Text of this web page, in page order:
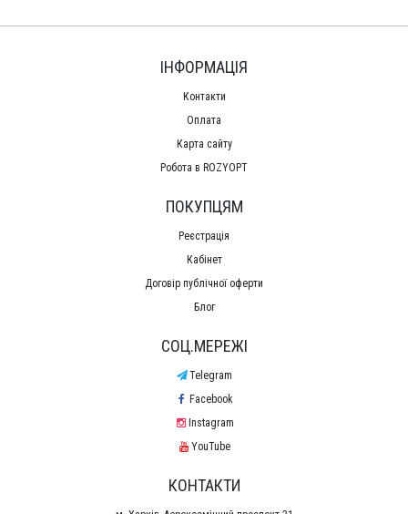
ІНФОРМАЦІЯ
Контакти
Оплата
Карта сайту
Робота в ROZYOPT
ПОКУПЦЯМ
Реєстрація
Кабінет
Договір публічної оферти
Блог
СОЦ.МЕРЕЖІ
Telegram
Facebook
Instagram
YouTube
КОНТАКТИ